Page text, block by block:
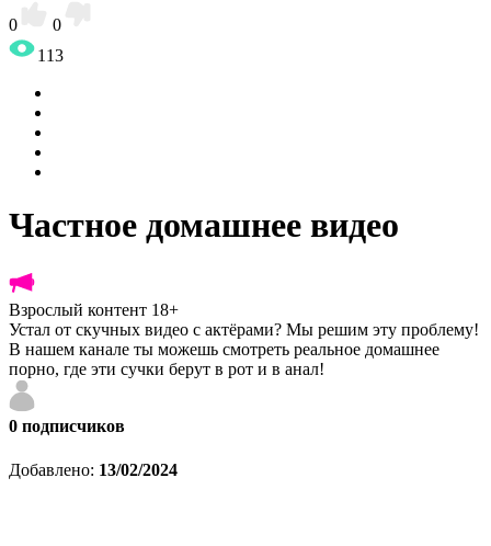
0
0
113
Частное домашнее видео
Взрослый контент 18+
Устал от скучных видео с актёрами? Мы решим эту проблему!
В нашем канале ты можешь смотреть реальное домашнее
порно, где эти сучки берут в рот и в анал!
0 подписчиков
Добавлено: 13/02/2024